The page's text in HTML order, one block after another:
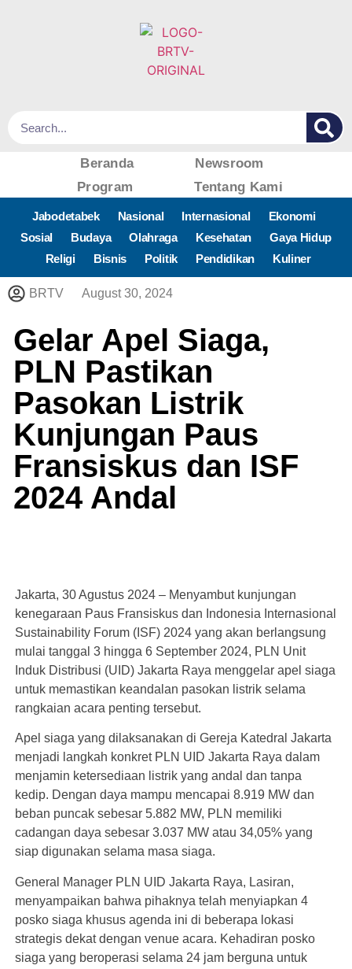
Beranda
Newsroom
Program
Tentang Kami
Jabodetabek Nasional Internasional
Ekonomi
Sosial
Budaya Olahraga Kesehatan
Gaya Hidup
Religi
Bisnis Politik Pendidikan Kuliner
BRTV August 30, 2024
Gelar Apel Siaga,
PLN Pastikan
Pasokan Listrik
Kunjungan Paus
Fransiskus dan ISF
2024 Andal
Jakarta, 30 Agustus 2024 – Menyambut kunjungan
kenegaraan Paus Fransiskus dan Indonesia Internasional
Sustainability Forum (ISF) 2024 yang akan berlangsung
mulai tanggal 3 hingga 6 September 2024, PLN Unit
Induk Distribusi (UID) Jakarta Raya menggelar apel siaga
untuk memastikan keandalan pasokan listrik selama
rangkaian acara penting tersebut.
Apel siaga yang dilaksanakan di Gereja Katedral Jakarta
menjadi langkah konkret PLN UID Jakarta Raya dalam
menjamin ketersediaan listrik yang andal dan tanpa
kedip. Dengan daya mampu mencapai 8.919 MW dan
beban puncak sebesar 5.882 MW, PLN memiliki
cadangan daya sebesar 3.037 MW atau 34,05% yang
siap digunakan selama masa siaga.
General Manager PLN UID Jakarta Raya, Lasiran,
menyampaikan bahwa pihaknya telah menyiapkan 4
posko siaga khusus agenda ini di beberapa lokasi
strategis dekat dengan venue acara. Kehadiran posko
siaga yang beroperasi selama 24 jam berguna untuk